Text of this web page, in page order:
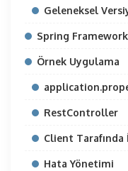
Geleneksel
Spring
Örnek Uygulama
RestController
Client
Hata Yönetimi